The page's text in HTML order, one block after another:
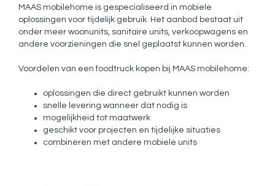
MAAS mobilehome is gespecialiseerd in mobiele
oplossingen voor tijdelijk gebruik. Het aanbod bestaat uit
onder meer woonunits, sanitaire units, verkoopwagens en
andere voorzieningen die snel geplaatst kunnen worden.
Voordelen van een foodtruck kopen bij MAAS mobilehome:
oplossingen die direct gebruikt kunnen worden
snelle levering wanneer dat nodig is
mogelijkheid tot maatwerk
geschikt voor projecten en tijdelijke situaties
combineren met andere mobiele units